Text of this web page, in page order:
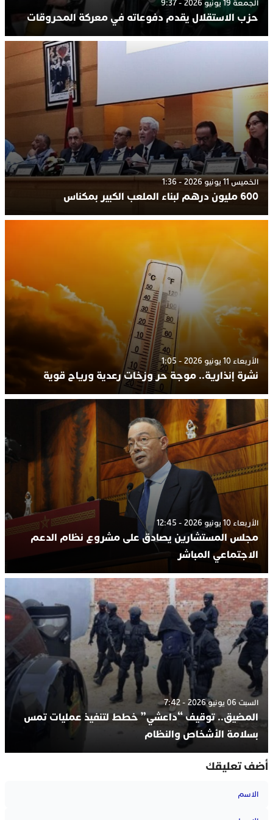
الجمعة 19 يونيو 2026 - 9:37
حزب الاستقلال يقدم دفوعاته في معركة المحروقات
الخميس 11 يونيو 2026 - 1:36
600 مليون درهم لبناء الملعب الكبير بمكناس
الأربعاء 10 يونيو 2026 - 1:05
نشرة إنذارية.. موجة حر وزخات رعدية ورياح قوية
الأربعاء 10 يونيو 2026 - 12:45
مجلس المستشارين يصادق على مشروع نظام الدعم
الاجتماعي المباشر
السبت 06 يونيو 2026 - 7:42
المضيق.. توقيف “داعشي” خطط لتنفيذ عمليات تمس
بسلامة الأشخاص والنظام
أضف تعليقك